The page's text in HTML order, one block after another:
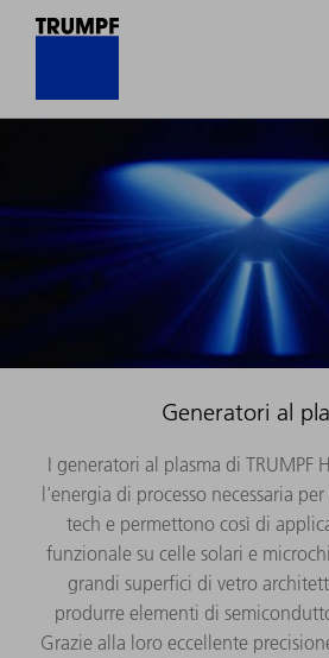
Generatori al
I generatori al plasma di TRUMPF
l'energia di processo necessaria
tech e permettono così di
funzionale su celle solari e
grandi superfici di vetro
produrre elementi di
Grazie alla loro eccellente